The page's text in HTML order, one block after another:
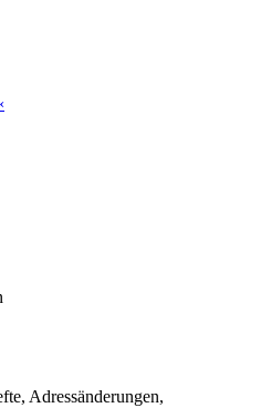
Adressänderungen,